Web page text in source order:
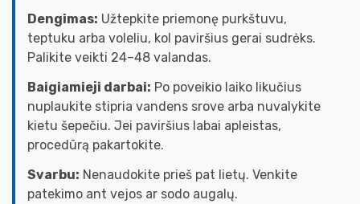
Dengimas: Užtepkite priemonę purkštuvu,
teptuku arba voleliu, kol paviršius gerai sudrėks.
Palikite veikti 24–48 valandas.
Baigiamieji darbai: Po poveikio laiko likučius
nuplaukite stipria vandens srove arba nuvalykite
kietu šepečiu. Jei paviršius labai apleistas,
procedūrą pakartokite.
Svarbu: Nenaudokite prieš pat lietų. Venkite
patekimo ant vejos ar sodo augalų.